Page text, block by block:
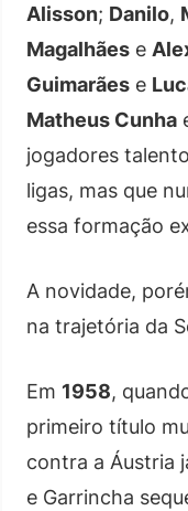
Alisson; Danilo,
Magalhães e
Guimarães e
Matheus Cunha
jogadores
ligas, mas que
essa formação
A novidade,
na trajetória da
Em 1958,
primeiro título
contra a Áustria
e Garrincha